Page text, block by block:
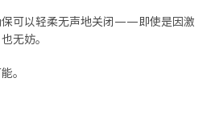
保可以轻柔无声地关闭——即使是因激
无妨。
。